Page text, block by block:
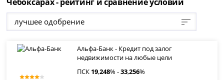
лучшее одобрение
Альфа-Банк - Кредит под залог
недвижимости на любые цели
ПСК 19,248% -33,256%